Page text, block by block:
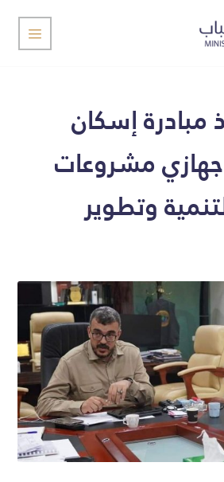
مبادرة إسكان
مشروعات
وتطوير